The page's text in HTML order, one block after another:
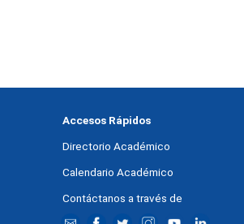
Accesos Rápidos
Directorio Académico
Calendario Académico
Contáctanos a través de